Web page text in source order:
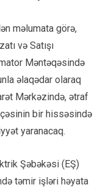
məlumata görə,
və Satışı
Məntəqəsində
əlaqədar olaraq
Mərkəzində, ətraf
bir hissəsində
yaranacaq.
Şəbəkəsi (EŞ)
təmir işləri həyata